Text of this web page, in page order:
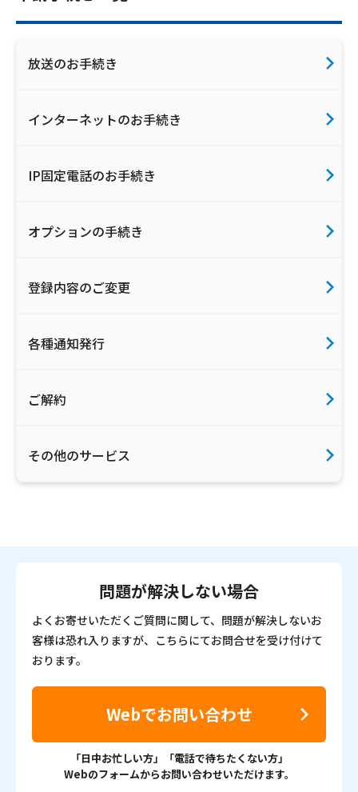
放送のお手続き
インターネットのお手続き
IP固定電話のお手続き
オプションの手続き
登録内容のご変更
各種通知発行
ご解約
その他のサービス
問題が解決しない場合
よくお寄せいただくご質問に関して、問題が解決しないお
客様は恐れ入りますが、こちらにてお問合せを受け付けて
おります。
Webでお問い合わせ
「日中お忙しい方」「電話で待ちたくない方」
Webのフォームからお問い合わせいただけます。